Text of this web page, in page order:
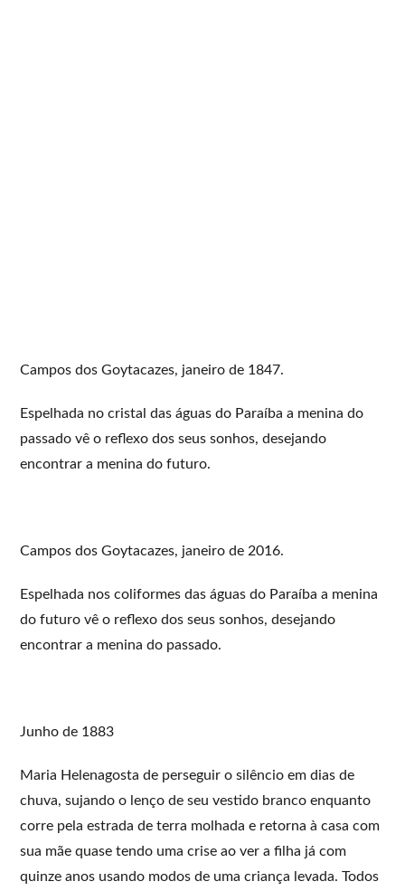
Campos dos Goytacazes, janeiro de 1847.
Espelhada no cristal das águas do Paraíba a menina do
passado vê o reflexo dos seus sonhos, desejando
encontrar a menina do futuro.
Campos dos Goytacazes, janeiro de 2016.
Espelhada nos coliformes das águas do Paraíba a menina
do futuro vê o reflexo dos seus sonhos, desejando
encontrar a menina do passado.
Junho de 1883
Maria Helenagosta de perseguir o silêncio em dias de
chuva, sujando o lenço de seu vestido branco enquanto
corre pela estrada de terra molhada e retorna à casa com
sua mãe quase tendo uma crise ao ver a filha já com
quinze anos usando modos de uma criança levada. Todos